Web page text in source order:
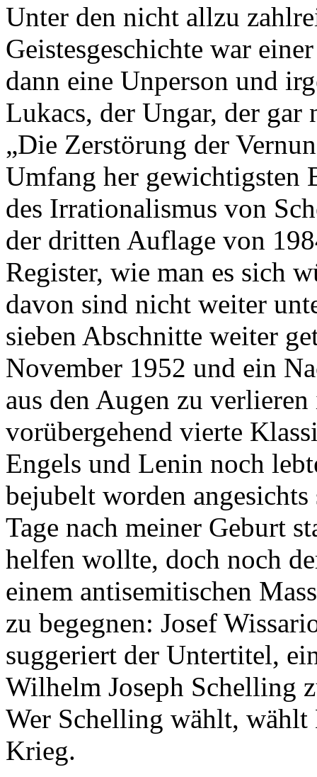
Unter den nicht allzu
Geistesgeschichte war
dann eine Unperson und
Lukacs, der Ungar, der
„Die Zerstörung der
Umfang her gewichtigsten
des Irrationalismus von
der dritten Auflage von
Register, wie man es sich
davon sind nicht weiter
sieben Abschnitte weiter
November 1952 und ein
aus den Augen zu
vorübergehend vierte
Engels und Lenin noch
bejubelt worden angesichts
Tage nach meiner Geburt
helfen wollte, doch noch
einem antisemitischen
zu begegnen: Josef
suggeriert der Untertitel,
Wilhelm Joseph Schelling
Wer Schelling wählt,
Krieg.